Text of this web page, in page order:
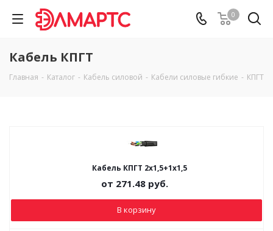
0
Кабель КПГТ
Главная - Каталог - Кабель силовой - Кабели силовые гибкие - КПГТ
Кабель КПГТ 2х1,5+1х1,5
от 271.48руб.
В корзину